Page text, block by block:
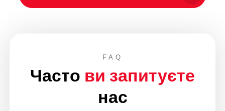
FAQ
Часто ви запитуєте
нас